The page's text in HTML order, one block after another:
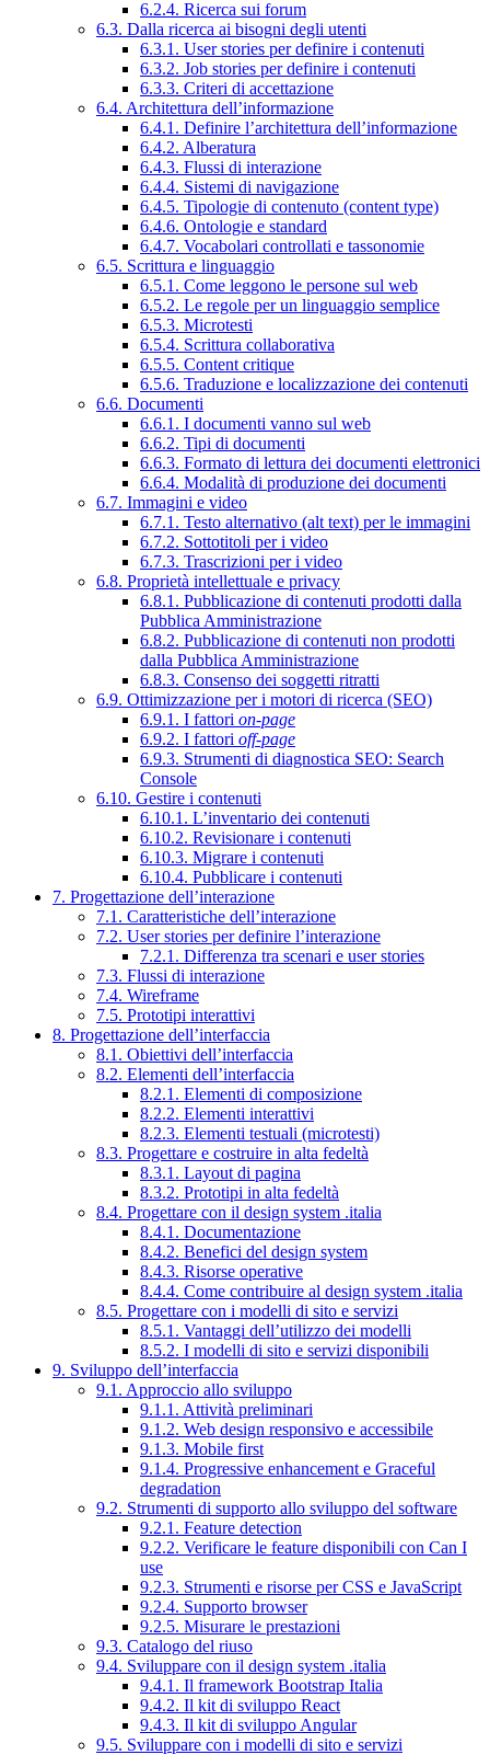
6.2.4. Ricerca sui forum
6.3. Dalla ricerca ai bisogni degli utenti
6.3.1. User stories per definire i contenuti
6.3.2. Job stories per definire i contenuti
6.3.3. Criteri di accettazione
6.4. Architettura dell’informazione
6.4.1. Definire l’architettura dell’informazione
6.4.2. Alberatura
6.4.3. Flussi di interazione
6.4.4. Sistemi di navigazione
6.4.5. Tipologie di contenuto (content type)
6.4.6. Ontologie e standard
6.4.7. Vocabolari controllati e tassonomie
6.5. Scrittura e linguaggio
6.5.1. Come leggono le persone sul web
6.5.2. Le regole per un linguaggio semplice
6.5.3. Microtesti
6.5.4. Scrittura collaborativa
6.5.5. Content critique
6.5.6. Traduzione e localizzazione dei contenuti
6.6. Documenti
6.6.1. I documenti vanno sul web
6.6.2. Tipi di documenti
6.6.3. Formato di lettura dei documenti elettronici
6.6.4. Modalità di produzione dei documenti
6.7. Immagini e video
6.7.1. Testo alternativo (alt text) per le immagini
6.7.2. Sottotitoli per i video
6.7.3. Trascrizioni per i video
6.8. Proprietà intellettuale e privacy
6.8.1. Pubblicazione di contenuti prodotti dalla
Pubblica Amministrazione
6.8.2. Pubblicazione di contenuti non prodotti
dalla Pubblica Amministrazione
6.8.3. Consenso dei soggetti ritratti
6.9. Ottimizzazione per i motori di ricerca (SEO)
6.9.1. I fattori on-page
6.9.2. I fattori off-page
6.9.3. Strumenti di diagnostica SEO: Search
Console
6.10. Gestire i contenuti
6.10.1. L’inventario dei contenuti
6.10.2. Revisionare i contenuti
6.10.3. Migrare i contenuti
6.10.4. Pubblicare i contenuti
7. Progettazione dell’interazione
7.1. Caratteristiche dell’interazione
7.2. User stories per definire l’interazione
7.2.1. Differenza tra scenari e user stories
7.3. Flussi di interazione
7.4. Wireframe
7.5. Prototipi interattivi
8. Progettazione dell’interfaccia
8.1. Obiettivi dell’interfaccia
8.2. Elementi dell’interfaccia
8.2.1. Elementi di composizione
8.2.2. Elementi interattivi
8.2.3. Elementi testuali (microtesti)
8.3. Progettare e costruire in alta fedeltà
8.3.1. Layout di pagina
8.3.2. Prototipi in alta fedeltà
8.4. Progettare con il design system .italia
8.4.1. Documentazione
8.4.2. Benefici del design system
8.4.3. Risorse operative
8.4.4. Come contribuire al design system .italia
8.5. Progettare con i modelli di sito e servizi
8.5.1. Vantaggi dell’utilizzo dei modelli
8.5.2. I modelli di sito e servizi disponibili
9. Sviluppo dell’interfaccia
9.1. Approccio allo sviluppo
9.1.1. Attività preliminari
9.1.2. Web design responsivo e accessibile
9.1.3. Mobile first
9.1.4. Progressive enhancement e Graceful
degradation
9.2. Strumenti di supporto allo sviluppo del software
9.2.1. Feature detection
9.2.2. Verificare le feature disponibili con Can I
use
9.2.3. Strumenti e risorse per CSS e JavaScript
9.2.4. Supporto browser
9.2.5. Misurare le prestazioni
9.3. Catalogo del riuso
9.4. Sviluppare con il design system .italia
9.4.1. Il framework Bootstrap Italia
9.4.2. Il kit di sviluppo React
9.4.3. Il kit di sviluppo Angular
9.5. Sviluppare con i modelli di sito e servizi